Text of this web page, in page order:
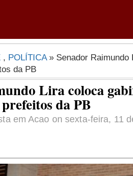
, POLÍTICA» Senador Raimundo
da PB
Lira coloca
da PB
em Acao on sexta-feira, 11